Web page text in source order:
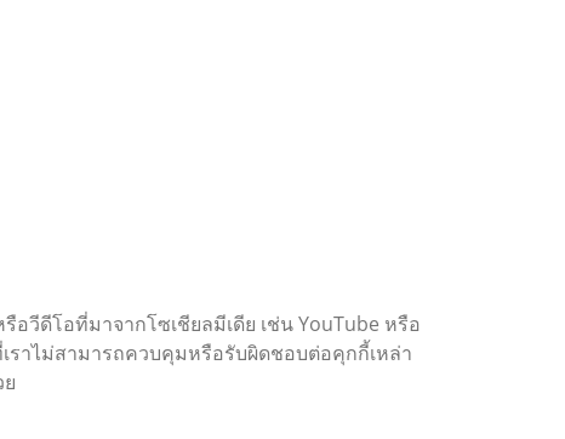
อวีดีโอที่มาจากโซเชียลมีเดีย เช่น YouTube หรือ
ราไม่สามารถควบคุมหรือรับผิดชอบต่อคุกกี้เหล่า